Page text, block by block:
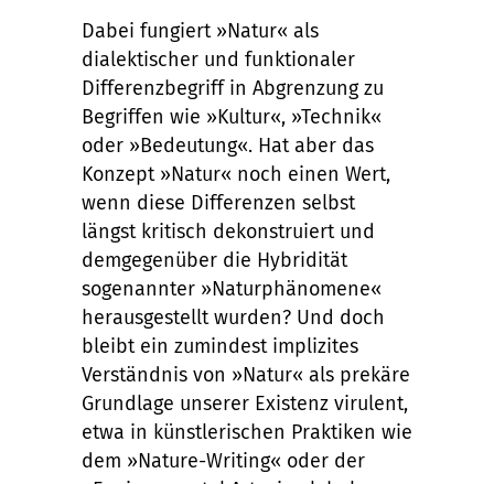
Dabei fungiert »Natur« als
dialektischer und funktionaler
Differenzbegriff in Abgrenzung zu
Begriffen wie »Kultur«, »Technik«
oder »Bedeutung«. Hat aber das
Konzept »Natur« noch einen Wert,
wenn diese Differenzen selbst
längst kritisch dekonstruiert und
demgegenüber die Hybridität
sogenannter »Naturphänomene«
herausgestellt wurden? Und doch
bleibt ein zumindest implizites
Verständnis von »Natur« als prekäre
Grundlage unserer Existenz virulent,
etwa in künstlerischen Praktiken wie
dem »Nature-Writing« oder der